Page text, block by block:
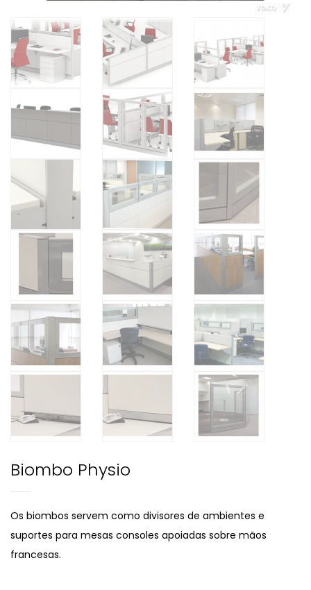
Biombo Physio
Os biombos servem como divisores de ambientes e
suportes para mesas consoles apoiadas sobre mãos
francesas.